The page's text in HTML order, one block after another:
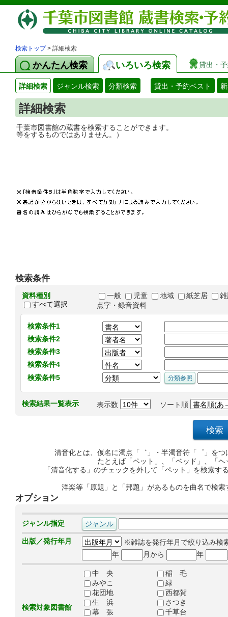
検索トップ> 詳細検索
かんたん検索 いろいろ検索 貸出・
詳細検索 ジャンル検索 分類検索 貸出・予約ベスト
詳細検索
千葉市図書館の蔵書を検索することがで
等をするものではありません。）
検索条件
資料種別
すべて選択
一般 児童 地域 紙芝居
点字・録音資料
検索条件1
検索条件2
検索条件3
検索条件4
検索条件5
検索結果一覧表示 表示数 ソート順
清音化とは、仮名に濁点「゛」・半濁音符「゜」を
たとえば「ペット」、「ベッド」、「
「清音化する」のチェックを外して「ペット」を検索
洋楽等「原題」と「邦題」があるものを曲名で検
オプション
ジャンル指定
出版／発行年月
※雑誌を発行年月で絞り込み検
年
月から 年
検索対象図書館
中 央
稲 毛
みやこ
緑
花団地
西都賀
生 浜
さつき
幕 張
千草台